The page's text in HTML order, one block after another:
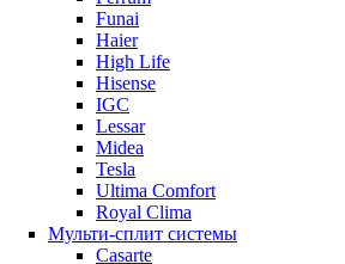
Funai
Haier
High Life
Hisense
IGC
Lessar
Midea
Tesla
Ultima Comfort
Royal Clima
Мульти-сплит системы
Casarte